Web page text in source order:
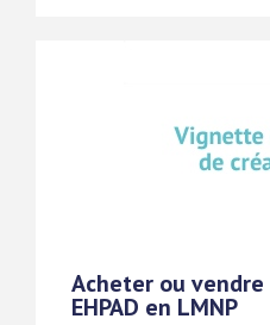
Acheter ou
EHPAD en LMNP